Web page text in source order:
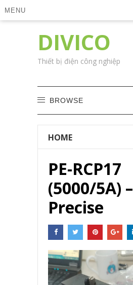
MENU
DIVICO
Thiết bị điện công nghiệp
BROWSE
HOME
PE-RCP17
(5000/5A) –
Precise